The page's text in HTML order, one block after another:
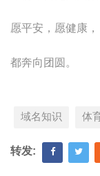
愿平安，愿健康，
都奔向团圆。
域名知识 体
转发: